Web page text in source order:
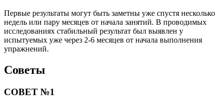
Первые результаты могут быть заметны уже спустя несколько
недель или пару месяцев от начала занятий. В проводимых
исследованиях стабильный результат был выявлен у
испытуемых уже через 2-6 месяцев от начала выполнения
упражнений.
Советы
СОВЕТ №1